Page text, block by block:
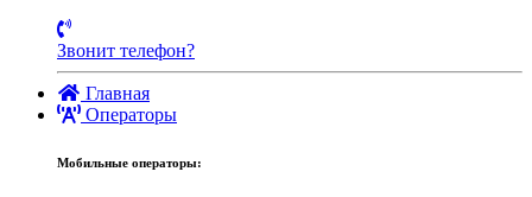
Звонит телефон?
Главная
Операторы
Мобильные операторы: